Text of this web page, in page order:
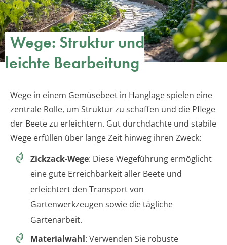
Wege: Struktur und
leichte Bearbeitung
Wege in einem Gemüsebeet in Hanglage spielen eine
zentrale Rolle, um Struktur zu schaffen und die Pflege
der Beete zu erleichtern. Gut durchdachte und stabile
Wege erfüllen über lange Zeit hinweg ihren Zweck:
Zickzack-Wege: Diese Wegeführung ermöglicht
eine gute Erreichbarkeit aller Beete und
erleichtert den Transport von
Gartenwerkzeugen sowie die tägliche
Gartenarbeit.
Materialwahl: Verwenden Sie robuste